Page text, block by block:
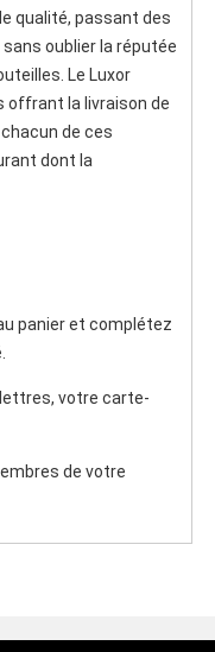
qualité, passant des
oublier la réputée
Le Luxor
offrant la livraison de
de ces
dont la
panier et complétez
votre carte-
de votre